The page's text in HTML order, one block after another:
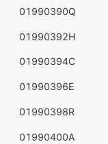
01990390Q
01990392H
01990394C
01990396E
01990398R
01990400A